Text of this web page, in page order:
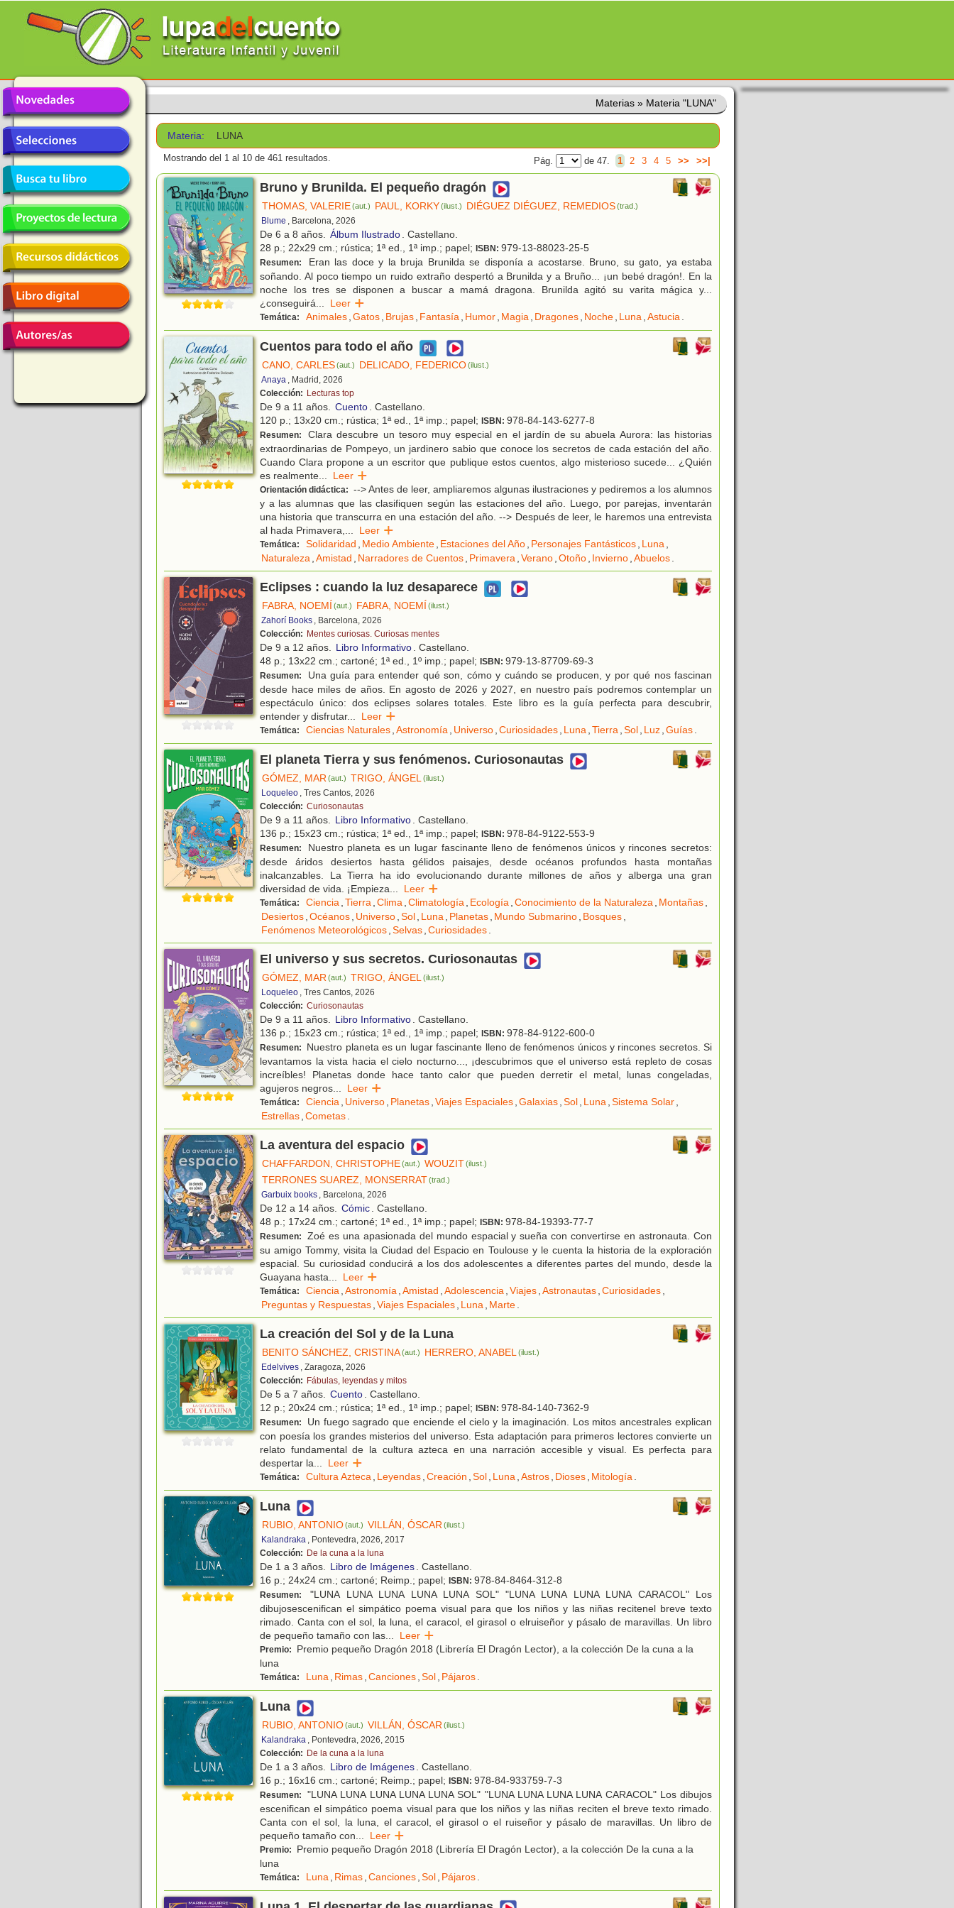
Materias » Materia "LUNA"
Materia: LUNA
Mostrando del 1 al 10 de 461 resultados. Pág. de 47. 1 2 3 4 5 >> >>|
Bruno y Brunilda. El pequeño dragón
THOMAS, VALERIE(aut.) PAUL, KORKY(ilust.) DIÉGUEZ DIÉGUEZ, REMEDIOS (trad.)
Blume , Barcelona, 2026
De 6 a 8 años. Álbum Ilustrado. Castellano.
28 p.; 22x29 cm.; rústica; 1ª ed., 1ª imp.; papel; ISBN: 979-13-88023-25-5
Resumen:
Eran las doce y la bruja Brunilda se disponía a acostarse. Bruno, su gato, ya estaba
soñando. Al poco tiempo un ruido extraño despertó a Brunilda y a Bruño... ¡un bebé dragón!. En la
noche los tres se disponen a buscar a mamá dragona. Brunilda agitó su varita mágica y...
¿conseguirá... Leer
Temática: Animales,Gatos, Brujas, Fantasía, Humor, Magia, Dragones, Noche, Luna,Astucia.
Cuentos para todo el año
CANO, CARLES(aut.) DELICADO, FEDERICO(ilust.)
Anaya , Madrid, 2026
Colección: Lecturas top
De 9 a 11 años. Cuento. Castellano.
120 p.; 13x20 cm.; rústica; 1ª ed., 1ª imp.; papel; ISBN: 978-84-143-6277-8
Resumen:
Clara descubre un tesoro muy especial en el jardín de su abuela Aurora: las historias
extraordinarias de Pompeyo, un jardinero sabio que conoce los secretos de cada estación del año.
Cuando Clara propone a un escritor que publique estos cuentos, algo misterioso sucede... ¿Quién
es realmente... Leer
Orientación didáctica: --> Antes de leer, ampliaremos algunas ilustraciones y pediremos a los alumnos
y a las alumnas que las clasifiquen según las estaciones del año. Luego, por parejas, inventarán
una historia que transcurra en una estación del año. --> Después de leer, le haremos una entrevista
al hada Primavera,... Leer
Temática: Solidaridad , Medio Ambiente, Estaciones del Año, Personajes Fantásticos, Luna,
Naturaleza,Amistad , Narradores de Cuentos, Primavera,Verano,Otoño, Invierno,Abuelos.
Eclipses : cuando la luz desaparece
FABRA, NOEMÍ (aut.) FABRA, NOEMÍ (ilust.)
Zahorí Books , Barcelona, 2026
Colección: Mentes curiosas. Curiosas mentes
De 9 a 12 años. Libro Informativo. Castellano.
48 p.; 13x22 cm.; cartoné; 1ª ed., 1º imp.; papel; ISBN: 979-13-87709-69-3
Resumen:
Una guía para entender qué son, cómo y cuándo se producen, y por qué nos fascinan
desde hace miles de años. En agosto de 2026 y 2027, en nuestro país podremos contemplar un
espectáculo único: dos eclipses solares totales. Este libro es la guía perfecta para descubrir,
entender y disfrutar... Leer
Temática: Ciencias Naturales,Astronomía, Universo,Curiosidades, Luna,Tierra,Sol, Luz,Guías.
El planeta Tierra y sus fenómenos. Curiosonautas
GÓMEZ, MAR(aut.) TRIGO, ÁNGEL(ilust.)
Loqueleo , Tres Cantos, 2026
Colección: Curiosonautas
De 9 a 11 años. Libro Informativo. Castellano.
136 p.; 15x23 cm.; rústica; 1ª ed., 1ª imp.; papel; ISBN: 978-84-9122-553-9
Resumen:
Nuestro planeta es un lugar fascinante lleno de fenómenos únicos y rincones secretos:
desde áridos desiertos hasta gélidos paisajes, desde océanos profundos hasta montañas
inalcanzables. La Tierra ha ido evolucionando durante millones de años y alberga una gran
diversidad de vida. ¡Empieza... Leer
Temática: Ciencia,Tierra,Clima,Climatología, Ecología,Conocimiento de la Naturaleza, Montañas,
Desiertos,Océanos, Universo,Sol, Luna, Planetas, Mundo Submarino, Bosques,
Fenómenos Meteorológicos,Selvas,Curiosidades.
El universo y sus secretos. Curiosonautas
GÓMEZ, MAR(aut.) TRIGO, ÁNGEL(ilust.)
Loqueleo , Tres Cantos, 2026
Colección: Curiosonautas
De 9 a 11 años. Libro Informativo. Castellano.
136 p.; 15x23 cm.; rústica; 1ª ed., 1ª imp.; papel; ISBN: 978-84-9122-600-0
Resumen:
Nuestro planeta es un lugar fascinante lleno de fenómenos únicos y rincones secretos. Si
levantamos la vista hacia el cielo nocturno..., ¡descubrimos que el universo está repleto de cosas
increíbles! Planetas donde hace tanto calor que pueden derretir el metal, lunas congeladas,
agujeros negros... Leer
Temática: Ciencia, Universo, Planetas,Viajes Espaciales,Galaxias,Sol, Luna,Sistema Solar,
Estrellas,Cometas.
La aventura del espacio
CHAFFARDON, CHRISTOPHE(aut.) WOUZIT(ilust.)
TERRONES SUAREZ, MONSERRAT(trad.)
Garbuix books , Barcelona, 2026
De 12 a 14 años. Cómic. Castellano.
48 p.; 17x24 cm.; cartoné; 1ª ed., 1ª imp.; papel; ISBN: 978-84-19393-77-7
Resumen:
Zoé es una apasionada del mundo espacial y sueña con convertirse en astronauta. Con
su amigo Tommy, visita la Ciudad del Espacio en Toulouse y le cuenta la historia de la exploración
espacial. Su curiosidad conducirá a los dos adolescentes a diferentes partes del mundo, desde la
Guayana hasta... Leer
Temática: Ciencia,Astronomía,Amistad ,Adolescencia,Viajes,Astronautas,Curiosidades,
Preguntas y Respuestas,Viajes Espaciales, Luna, Marte.
La creación del Sol y de la Luna
BENITO SÁNCHEZ, CRISTINA(aut.) HERRERO, ANABEL(ilust.)
Edelvives , Zaragoza, 2026
Colección: Fábulas, leyendas y mitos
De 5 a 7 años. Cuento. Castellano.
12 p.; 20x24 cm.; rústica; 1ª ed., 1ª imp.; papel; ISBN: 978-84-140-7362-9
Resumen:
Un fuego sagrado que enciende el cielo y la imaginación. Los mitos ancestrales explican
con poesía los grandes misterios del universo. Esta adaptación para primeros lectores convierte un
relato fundamental de la cultura azteca en una narración accesible y visual. Es perfecta para
despertar la... Leer
Temática: Cultura Azteca, Leyendas,Creación ,Sol, Luna,Astros, Dioses, Mitología.
Luna
RUBIO, ANTONIO(aut.) VILLÁN, ÓSCAR(ilust.)
Kalandraka , Pontevedra, 2026, 2017
Colección: De la cuna a la luna
De 1 a 3 años. Libro de Imágenes. Castellano.
16 p.; 24x24 cm.; cartoné; Reimp.; papel; ISBN: 978-84-8464-312-8
Resumen:
"LUNA LUNA LUNA LUNA LUNA SOL" "LUNA LUNA LUNA LUNA CARACOL" Los
dibujosescenifican el simpático poema visual para que los niños y las niñas recitenel breve texto
rimado. Canta con el sol, la luna, el caracol, el girasol o elruiseñor y pásalo de maravillas. Un libro
de pequeño tamaño con las... Leer
Premio:
Premio pequeño Dragón 2018 (Librería El Dragón Lector), a la colección De la cuna a la
luna
Temática: Luna, Rimas,Canciones,Sol, Pájaros.
Luna
RUBIO, ANTONIO(aut.) VILLÁN, ÓSCAR(ilust.)
Kalandraka , Pontevedra, 2026, 2015
Colección: De la cuna a la luna
De 1 a 3 años. Libro de Imágenes. Castellano.
16 p.; 16x16 cm.; cartoné; Reimp.; papel; ISBN: 978-84-933759-7-3
Resumen:
"LUNA LUNA LUNA LUNA LUNA SOL" "LUNA LUNA LUNA LUNA CARACOL" Los dibujos
escenifican el simpático poema visual para que los niños y las niñas reciten el breve texto rimado.
Canta con el sol, la luna, el caracol, el girasol o el ruiseñor y pásalo de maravillas. Un libro de
pequeño tamaño con... Leer
Premio:
Premio pequeño Dragón 2018 (Librería El Dragón Lector), a la colección De la cuna a la
luna
Temática: Luna, Rimas,Canciones,Sol, Pájaros.